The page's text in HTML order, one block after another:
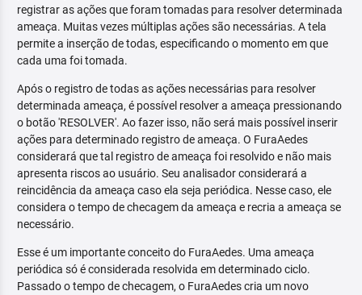
registrar as ações que foram tomadas para resolver determinada
ameaça. Muitas vezes múltiplas ações são necessárias. A tela
permite a inserção de todas, especificando o momento em que
cada uma foi tomada.
Após o registro de todas as ações necessárias para resolver
determinada ameaça, é possível resolver a ameaça pressionando
o botão 'RESOLVER'. Ao fazer isso, não será mais possível inserir
ações para determinado registro de ameaça. O FuraAedes
considerará que tal registro de ameaça foi resolvido e não mais
apresenta riscos ao usuário. Seu analisador considerará a
reincidência da ameaça caso ela seja periódica. Nesse caso, ele
considera o tempo de checagem da ameaça e recria a ameaça se
necessário.
Esse é um importante conceito do FuraAedes. Uma ameaça
periódica só é considerada resolvida em determinado ciclo.
Passado o tempo de checagem, o FuraAedes cria um novo